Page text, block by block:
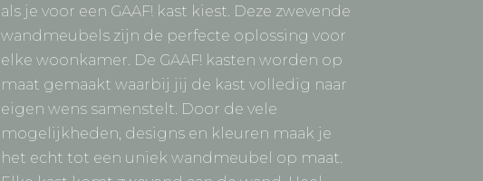
als je voor een GAAF! kast kiest. Deze zwevende
wandmeubels zijn de perfecte oplossing voor
elke woonkamer. De GAAF! kasten worden op
maat gemaakt waarbij jij de kast volledig naar
eigen wens samenstelt. Door de vele
mogelijkheden, designs en kleuren maak je
het echt tot een uniek wandmeubel op maat.